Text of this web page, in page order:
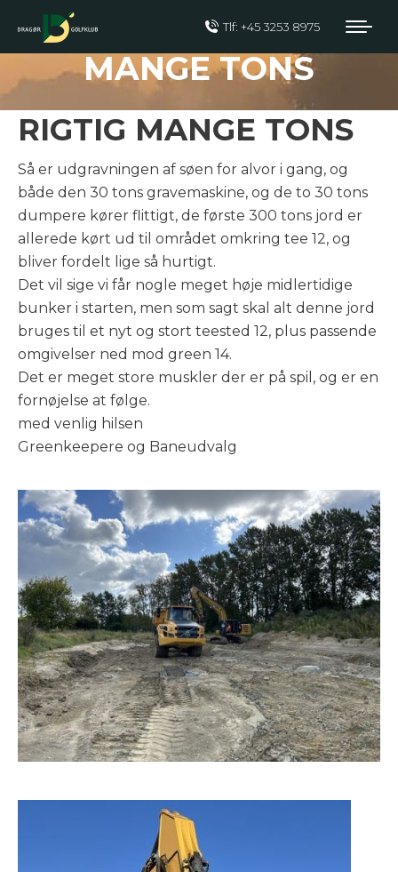
Tlf: +45 3253 8975
MANGE TONS
RIGTIG MANGE TONS
Så er udgravningen af søen for alvor i gang, og
både den 30 tons gravemaskine, og de to 30 tons
dumpere kører flittigt, de første 300 tons jord er
allerede kørt ud til området omkring tee 12, og
bliver fordelt lige så hurtigt.
Det vil sige vi får nogle meget høje midlertidige
bunker i starten, men som sagt skal alt denne jord
bruges til et nyt og stort teested 12, plus passende
omgivelser ned mod green 14.
Det er meget store muskler der er på spil, og er en
fornøjelse at følge.
med venlig hilsen
Greenkeepere og Baneudvalg